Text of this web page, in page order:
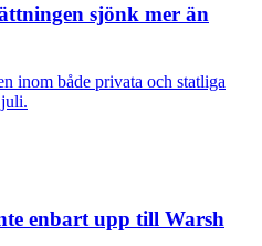
sjönk mer än
inom både privata och statliga
enbart upp till Warsh